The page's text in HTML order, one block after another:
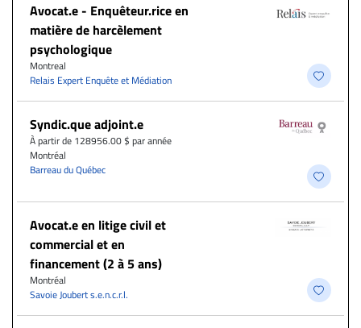
Avocat.e - Enquêteur.rice en
matière de harcèlement
psychologique
Montreal
Relais Expert Enquête et Médiation
Syndic.que adjoint.e
À partir de 128956.00 $ par année
Montréal
Barreau du Québec
Avocat.e en litige civil et
commercial et en
financement (2 à 5 ans)
Montréal
Savoie Joubert s.e.n.c.r.l.